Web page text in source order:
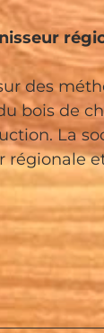
des
bois de
La